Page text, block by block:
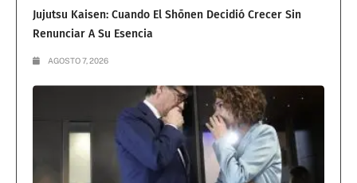
Jujutsu Kaisen: Cuando El Shōnen Decidió Crecer Sin
Renunciar A Su Esencia
AGOSTO 7, 2026